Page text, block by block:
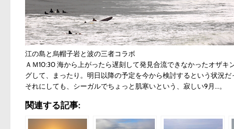
江の島と烏帽子岩と波の三者コラボ
ＡＭ10:30 海から上がったら遅刻して発見合流できなかったオザ
グして、まったり。明日以降の予定を今から検討するという状況
それにしても、シーガルでちょっと肌寒いという、寂しい9月…。
関連する記事: